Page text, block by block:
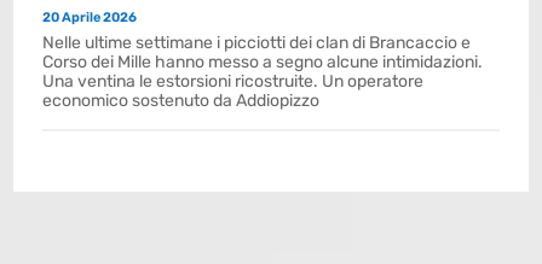
20 Aprile 2026
Nelle ultime settimane i picciotti dei clan di Brancaccio e
Corso dei Mille hanno messo a segno alcune intimidazioni.
Una ventina le estorsioni ricostruite. Un operatore
economico sostenuto da Addiopizzo